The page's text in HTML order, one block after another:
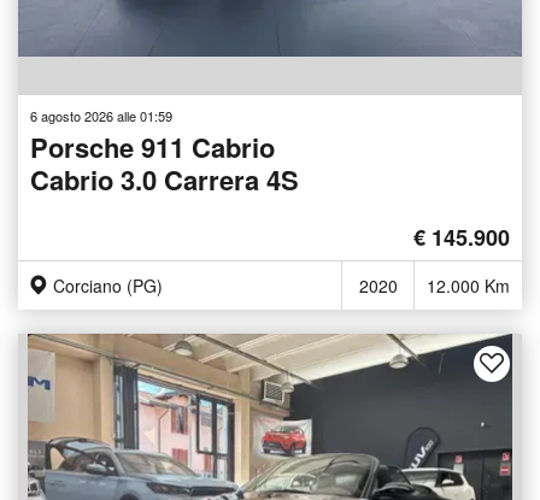
6 agosto 2026 alle 01:59
Porsche 911 Cabrio
Cabrio 3.0 Carrera 4S
€ 145.900
Corciano (PG) 2020 12.000 Km